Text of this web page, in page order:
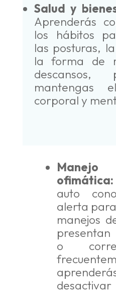
Salud y
Aprenderás
los hábitos
las posturas,
la forma de
mantengas
corporal y
ofimática:
auto
alerta
manejos
presentan
o